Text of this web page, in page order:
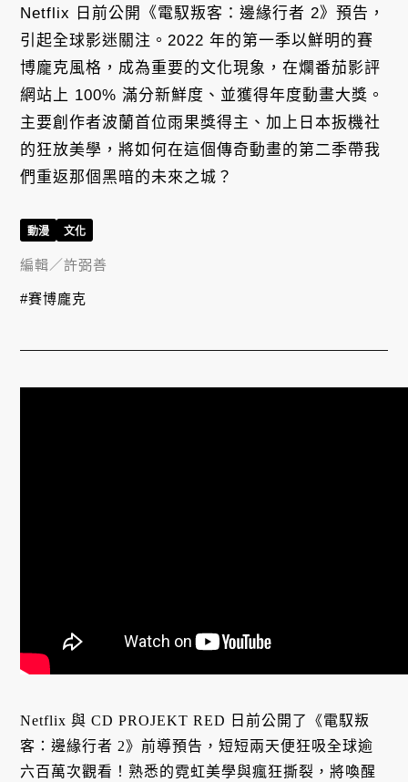
Netflix 日前公開《電馭叛客：邊緣行者 2》預告，
引起全球影迷關注。2022 年的第一季以鮮明的賽
博龐克風格，成為重要的文化現象，在爛番茄影評
網站上 100% 滿分新鮮度、並獲得年度動畫大獎。
主要創作者波蘭首位雨果獎得主、加上日本扳機社
的狂放美學，將如何在這個傳奇動畫的第二季帶我
們重返那個黑暗的未來之城？
Netflix 與 CD PROJEKT RED 日前公開了《電馭叛
客：邊緣行者 2》前導預告，短短兩天便狂吸全球逾
六百萬次觀看！熟悉的霓虹美學與瘋狂撕裂，將喚醒
動漫 文化
編輯／許弼善
#賽博龐克